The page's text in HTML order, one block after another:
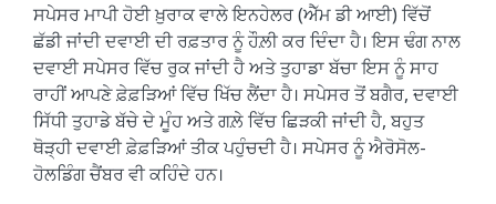
ਸਪੇਸਰ ਮਾਪੀ ਹੋਈ ਖ਼ੁਰਾਕ ਵਾਲੇ ਇਨਹੇਲਰ (ਐੱਮ ਡੀ ਆਈ) ਵਿੱਚੋਂ
ਛੱਡੀ ਜਾਂਦੀ ਦਵਾਈ ਦੀ ਰਫ਼ਤਾਰ ਨੂੰ ਹੌਲ਼ੀ ਕਰ ਦਿੰਦਾ ਹੈ। ਇਸ ਢੰਗ ਨਾਲ
ਦਵਾਈ ਸਪੇਸਰ ਵਿੱਚ ਰੁਕ ਜਾਂਦੀ ਹੈ ਅਤੇ ਤੁਹਾਡਾ ਬੱਚਾ ਇਸ ਨੂੰ ਸਾਹ
ਰਾਹੀਂ ਆਪਣੇ ਫ਼ੇਫ਼ੜਿਆਂ ਵਿੱਚ ਖਿੱਚ ਲੈਂਦਾ ਹੈ। ਸਪੇਸਰ ਤੋਂ ਬਗੈਰ, ਦਵਾਈ
ਸਿੱਧੀ ਤੁਹਾਡੇ ਬੱਚੇ ਦੇ ਮੂੰਹ ਅਤੇ ਗਲ਼ੇ ਵਿੱਚ ਛਿੜਕੀ ਜਾਂਦੀ ਹੈ, ਬਹੁਤ
ਥੋੜ੍ਹੀ ਦਵਾਈ ਫ਼ੇਫ਼ੜਿਆਂ ਤੀਕ ਪਹੁੰਚਦੀ ਹੈ। ਸਪੇਸਰ ਨੂੰ ਐਰੋਸੋਲ-
ਹੋਲਡਿੰਗ ਚੈਂਬਰ ਵੀ ਕਹਿੰਦੇ ਹਨ।